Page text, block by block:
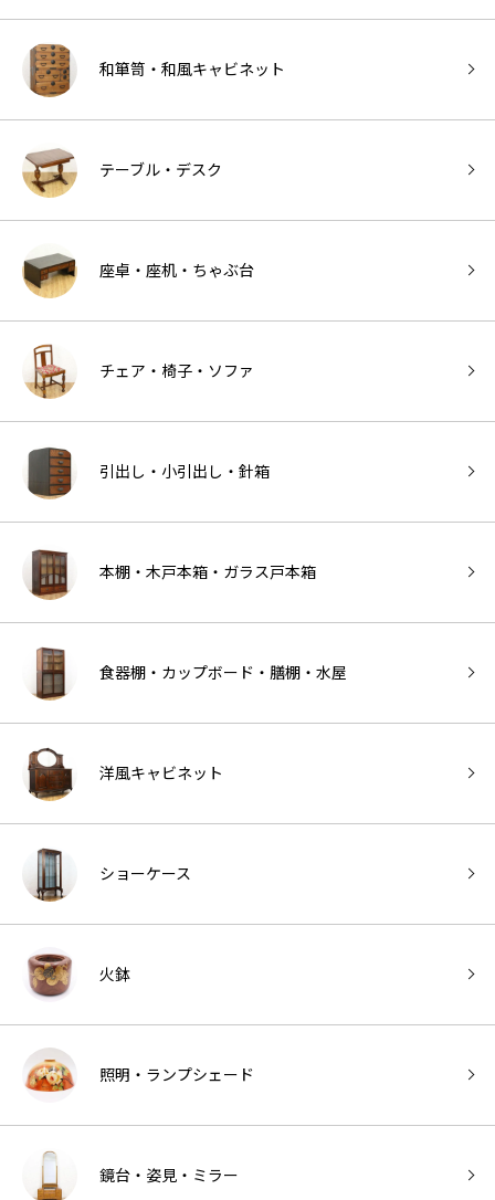
和箪笥・和風キャビネット
テーブル・デスク
座卓・座机・ちゃぶ台
チェア・椅子・ソファ
引出し・小引出し・針箱
本棚・木戸本箱・ガラス戸本箱
食器棚・カップボード・膳棚・水屋
洋風キャビネット
ショーケース
火鉢
照明・ランプシェード
鏡台・姿見・ミラー